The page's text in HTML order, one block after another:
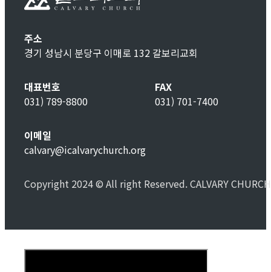
주소
경기 성남시 분당구 이매로 132 갈보리교회
대표번호
031) 789-8800
FAX
031) 701-7400
이메일
calvary@icalvarychurch.org
Copyright 2024 © All right Reserved. CALVARY CHURCH